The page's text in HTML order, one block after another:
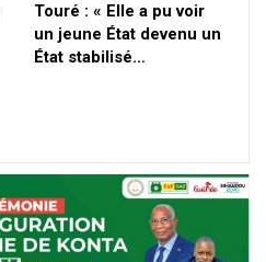
Touré : « Elle a pu voir
un jeune État devenu un
État stabilisé…